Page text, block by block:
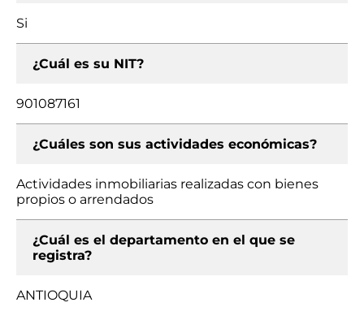
Si
¿Cuál es su NIT?
901087161
¿Cuáles son sus actividades económicas?
Actividades inmobiliarias realizadas con bienes
propios o arrendados
¿Cuál es el departamento en el que se
registra?
ANTIOQUIA